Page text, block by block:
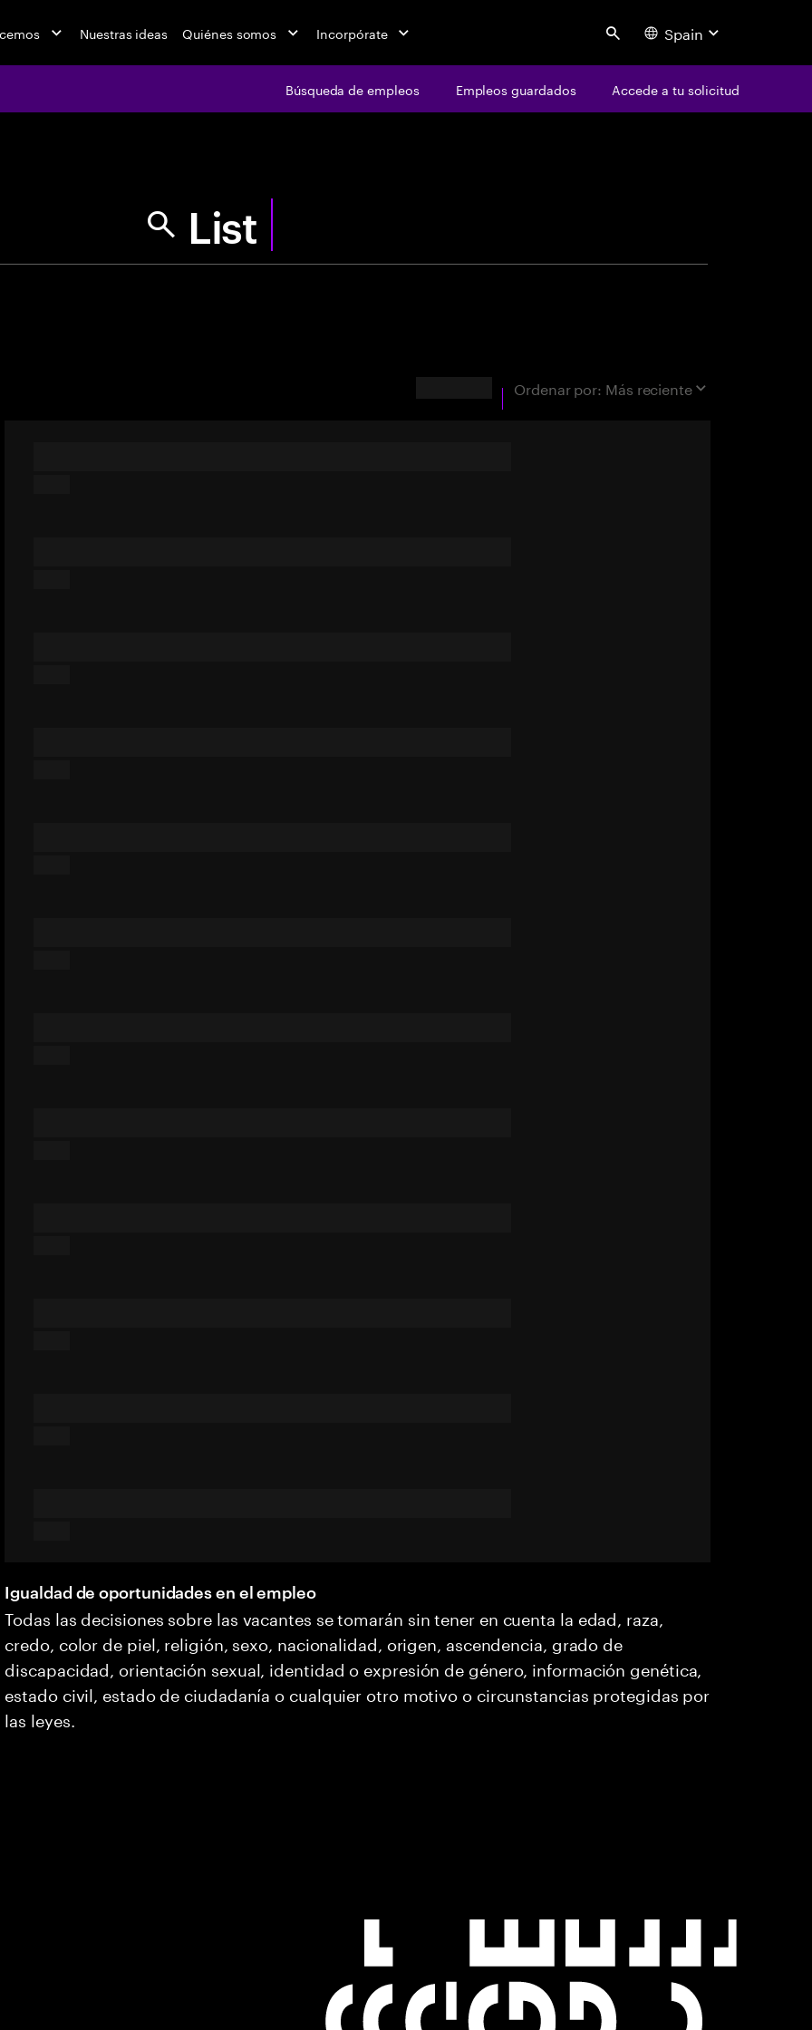
Nuestras ideas Quiénes somos Incorpórate Search Spain
Búsqueda de empleos Empleos guardados Accede a tu solicitud
Encuentra tu próxima oportunidad
Ordenar por: Más reciente
Igualdad de oportunidades en el empleo
Todas las decisiones sobre las vacantes se tomarán sin tener en cuenta la edad, raza,
credo, color de piel, religión, sexo, nacionalidad, origen, ascendencia, grado de
discapacidad, orientación sexual, identidad o expresión de género, información genética,
estado civil, estado de ciudadanía o cualquier otro motivo o circunstancias protegidas por
las leyes.